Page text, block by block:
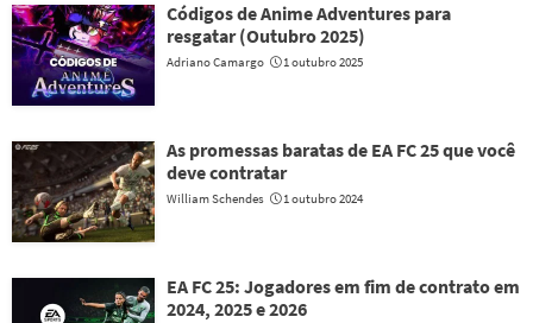
Códigos de Anime Adventures para
resgatar (Outubro 2025)
Adriano Camargo 1 outubro 2025
As promessas baratas de EA FC 25 que você
deve contratar
William Schendes 1 outubro 2024
EA FC 25: Jogadores em fim de contrato em
2024, 2025 e 2026